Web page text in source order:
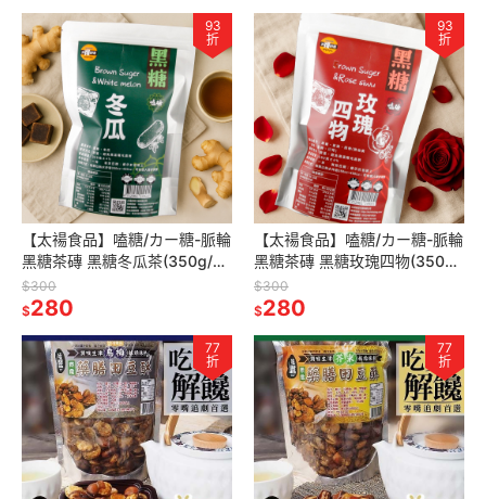
93
折
【太禓食品】嗑糖/カー糖-脈輪
黑糖茶磚 黑糖冬瓜茶(350g/
包)
$300
$280
93
折
【太禓食品】嗑糖/カー糖-脈輪
黑糖茶磚 黑糖玫瑰四物(350g/
包)
$300
$280
77
折
77
折